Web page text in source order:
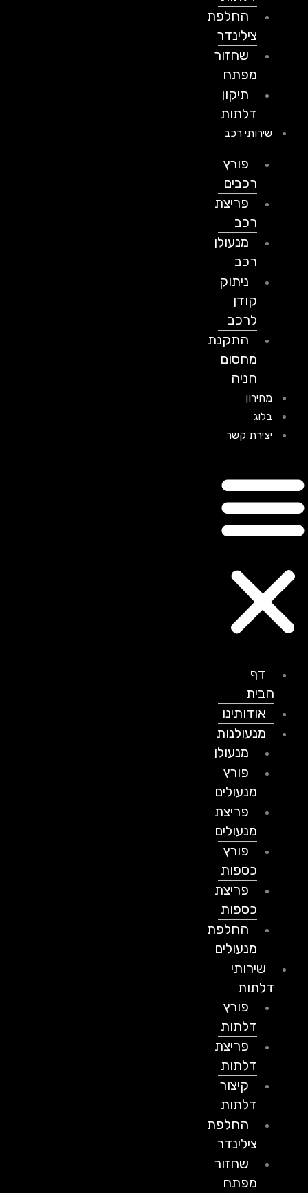
החלפת
צילינדר
שחזור
מפתח
תיקון
דלתות
שירותי רכב
פורץ
רכבים
פריצת
מנעולן
ניתוק
לרכב
התקנת
מחסום
חניה
מחירון
בלוג
יצירת קשר
דף
הבית
אודותינו
מנעולנות
מנעולן
פורץ
מנעולים
פריצת
מנעולים
פורץ
כספות
פריצת
כספות
החלפת
מנעולים
שירותי
דלתות
פורץ
דלתות
פריצת
דלתות
קיצור
דלתות
החלפת
צילינדר
שחזור
מפתח